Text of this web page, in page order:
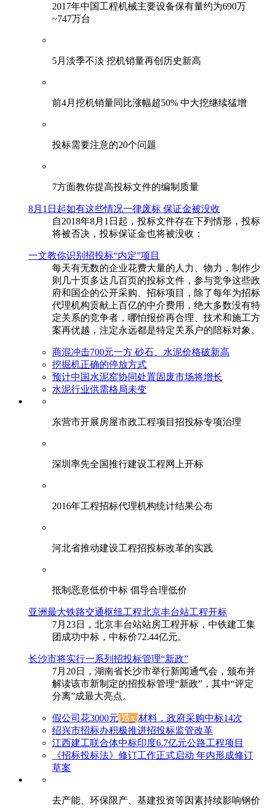
2017年中国工程机械主要设备保有量约为690万
~747万台
5月淡季不淡 挖机销量再创历史新高
前4月挖机销量同比涨幅超50% 中大挖继续猛增
投标需要注意的20个问题
​7方面教你提高投标文件的编制质量
8月1日起如有这些情况一律废标 保证金被没收
自2018年8月1日起，投标文件存在下列情形，投标
将被否决，投标保证金也将被没收：
一文教你识别招投标“内定”项目
每天有无数的企业花费大量的人力、物力，制作少
则几十页多达几百页的投标文件，参与竞争这些政
府和国企的公开采购、招标项目，除了每年为招标
代理机构贡献上百亿的中介费用，绝大多数没有特
定关系的竞争者，哪怕报价再合理、技术和施工方
案再优越，注定永远都是特定关系户的陪标对象。
商混冲击700元一方 砂石、水泥价格破新高
挖掘机正确的停放方式
预计中国水泥窑协同处置固废市场将增长
水泥行业供需格局未变
东营市开展房屋市政工程项目招投标专项治理
深圳率先全国推行建设工程网上开标
2016年工程招标代理机构统计结果公布
河北省推动建设工程招投标改革的实践
抵制恶意低价中标 倡导合理低价
亚洲最大铁路交通枢纽工程北京丰台站工程开标
7月23日，北京丰台站站房工程开标，中铁建工集
团成功中标，中标价72.44亿元。
长沙市将实行一系列招投标管理“新政”
7月20日，湖南省长沙市举行新闻通气会，颁布并
解读该市新制定的招投标管理“新政”，其中“评定
分离”成最大亮点。
假公司花3000元[造x]材料，政府采购中标14次
绍兴市招标办积极推进招投标监管改革
江西建工联合体中标印度6.7亿元公路工程项目
《招标投标法》修订工作正式启动 年内形成修订
草案
去产能、环保限产、基建投资等因素持续影响钢价